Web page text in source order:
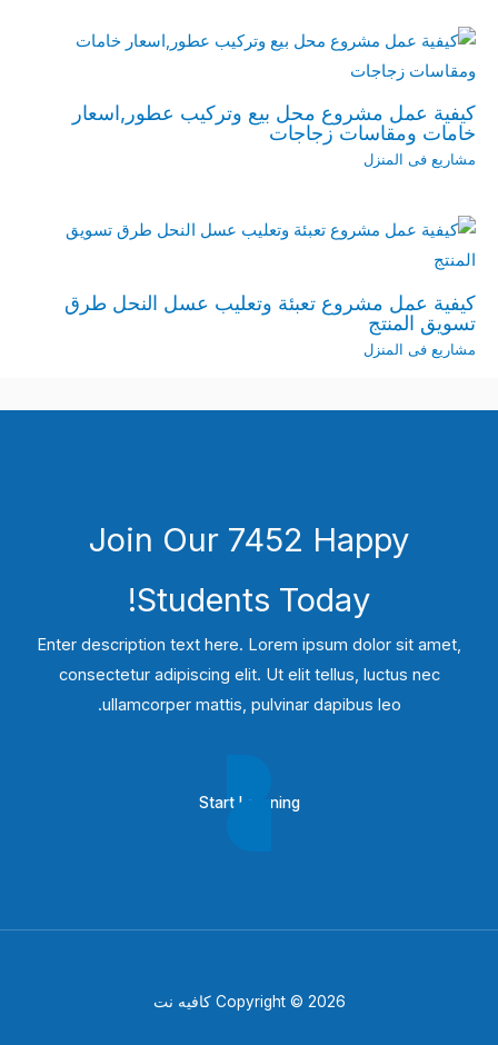
كيفية عمل مشروع محل بيع وتركيب عطور,اسعار
خامات ومقاسات زجاجات
مشاريع فى المنزل
كيفية عمل مشروع تعبئة وتعليب عسل النحل طرق
تسويق المنتج
مشاريع فى المنزل
Join Our 7452 Happy
Students​ Today!
Enter description text here. Lorem ipsum dolor sit amet,
consectetur adipiscing elit. Ut elit tellus, luctus nec
ullamcorper mattis, pulvinar dapibus leo.​
Start Learning
Copyright © 2026 كافيه نت